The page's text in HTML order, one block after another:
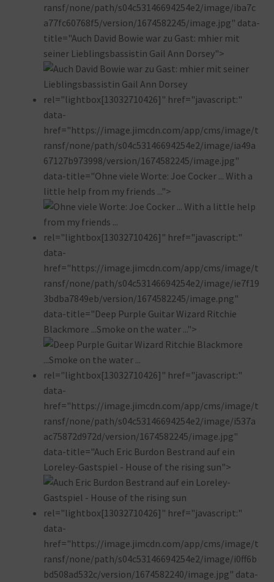
ransf/none/path/s04c53146694254e2/image/iba7c
a77fc60768f5/version/1674582245/image.jpg" data-
title="Auch David Bowie war zu Gast: mhier mit
seiner Lieblingsbassistin Gail Ann Dorsey">
rel="lightbox[13032710426]" href="javascript:"
data-
href="https://image.jimcdn.com/app/cms/image/t
ransf/none/path/s04c53146694254e2/image/ia49a
67127b973998/version/1674582245/image.jpg"
data-title="Ohne viele Worte: Joe Cocker ... With a
little help from my friends ...">
rel="lightbox[13032710426]" href="javascript:"
data-
href="https://image.jimcdn.com/app/cms/image/t
ransf/none/path/s04c53146694254e2/image/ie7f19
3bdba7849eb/version/1674582245/image.png"
data-title="Deep Purple Guitar Wizard Ritchie
Blackmore ...Smoke on the water ...">
rel="lightbox[13032710426]" href="javascript:"
data-
href="https://image.jimcdn.com/app/cms/image/t
ransf/none/path/s04c53146694254e2/image/i537a
ac75872d972d/version/1674582245/image.jpg"
data-title="Auch Eric Burdon Bestrand auf ein
Loreley-Gastspiel - House of the rising sun">
rel="lightbox[13032710426]" href="javascript:"
data-
href="https://image.jimcdn.com/app/cms/image/t
ransf/none/path/s04c53146694254e2/image/i0ff6b
bd508ad532c/version/1674582240/image.jpg" data-